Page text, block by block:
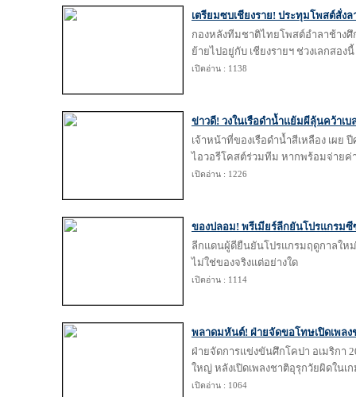
เตรียมซบเชียงราย! ประทุมโพสต์สั่ง
กองหลังทีมชาติไทยโพสต์อำลาช้าง
ย้ายไปอยู่กับ เชียงรายฯ ช่วงเลกสองนี้
เปิดอ่าน : 1138
ข่าวดี! วงในเรือดำน้ำแย้มผีลุ้นคว้าเบ
เจ้าหน้าที่ของเรือดำน้ำสีเหลือง เผย
ไอวอรีโคสต์ร่วมทีม หากพร้อมจ่ายค่
เปิดอ่าน : 1226
ของปลอม! พรีเมียร์ลีกยันโปรแกรม
ลีกแดนผู้ดียืนยันโปรแกรมฤดูกาลใ
ไม่ใช่ของจริงแต่อย่างใด
เปิดอ่าน : 1114
พลาดมหันต์! ฝ่ายจัดขอโทษเปิดเพลง
ฝ่ายจัดการแข่งขันศึกโคปา อเมริกา
ใหญ่ หลังเปิดเพลงชาติอุรุกวัยผิดในเก
เปิดอ่าน : 1064